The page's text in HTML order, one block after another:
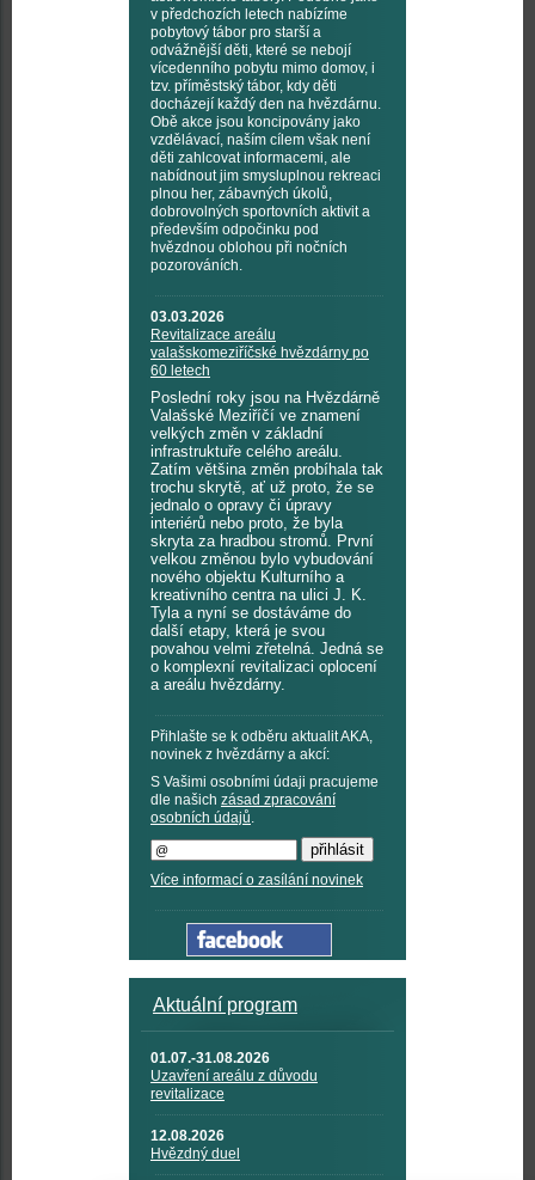
v předchozích letech nabízíme
pobytový tábor pro starší a
odvážnější děti, které se nebojí
vícedenního pobytu mimo domov, i
tzv. příměstský tábor, kdy děti
docházejí každý den na hvězdárnu.
Obě akce jsou koncipovány jako
vzdělávací, naším cílem však není
děti zahlcovat informacemi, ale
nabídnout jim smysluplnou rekreaci
plnou her, zábavných úkolů,
dobrovolných sportovních aktivit a
především odpočinku pod
hvězdnou oblohou při nočních
pozorováních.
03.03.2026
Revitalizace areálu
valašskomeziříčské hvězdárny po
60 letech
Poslední roky jsou na Hvězdárně
Valašské Meziříčí ve znamení
velkých změn v základní
infrastruktuře celého areálu.
Zatím většina změn probíhala tak
trochu skrytě, ať už proto, že se
jednalo o opravy či úpravy
interiérů nebo proto, že byla
skryta za hradbou stromů. První
velkou změnou bylo vybudování
nového objektu Kulturního a
kreativního centra na ulici J. K.
Tyla a nyní se dostáváme do
další etapy, která je svou
povahou velmi zřetelná. Jedná se
o komplexní revitalizaci oplocení
a areálu hvězdárny.
Přihlašte se k odběru aktualit AKA,
novinek z hvězdárny a akcí:
S Vašimi osobními údaji pracujeme
dle našich zásad zpracování
osobních údajů.
Více informací o zasílání novinek
Aktuální program
01.07.-31.08.2026
Uzavření areálu z důvodu
revitalizace
12.08.2026
Hvězdný duel